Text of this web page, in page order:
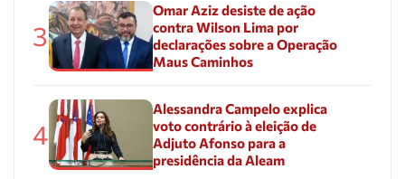
3
Omar Aziz desiste de ação
contra Wilson Lima por
declarações sobre a Operação
Maus Caminhos
4
Alessandra Campelo explica
voto contrário à eleição de
Adjuto Afonso para a
presidência da Aleam